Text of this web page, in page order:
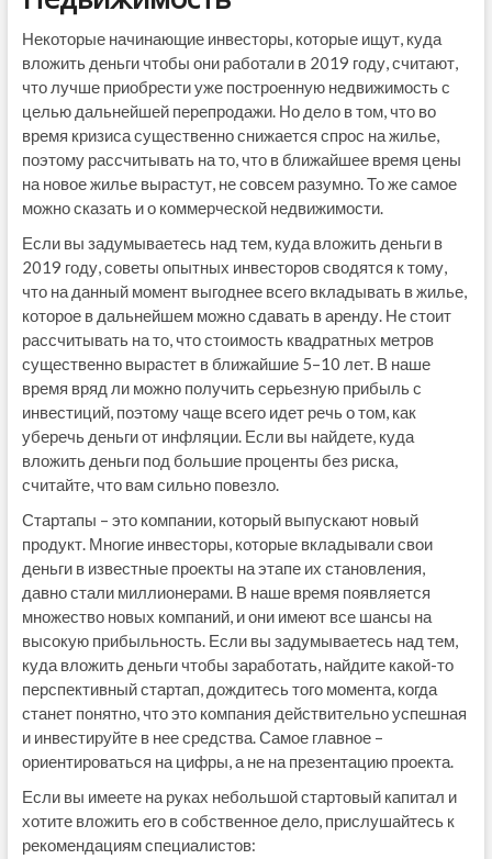
Некоторые начинающие инвесторы, которые ищут, куда
вложить деньги чтобы они работали в 2019 году, считают,
что лучше приобрести уже построенную недвижимость с
целью дальнейшей перепродажи. Но дело в том, что во
время кризиса существенно снижается спрос на жилье,
поэтому рассчитывать на то, что в ближайшее время цены
на новое жилье вырастут, не совсем разумно. То же самое
можно сказать и о коммерческой недвижимости.
Если вы задумываетесь над тем, куда вложить деньги в
2019 году, советы опытных инвесторов сводятся к тому,
что на данный момент выгоднее всего вкладывать в жилье,
которое в дальнейшем можно сдавать в аренду. Не стоит
рассчитывать на то, что стоимость квадратных метров
существенно вырастет в ближайшие 5–10 лет. В наше
время вряд ли можно получить серьезную прибыль с
инвестиций, поэтому чаще всего идет речь о том, как
уберечь деньги от инфляции. Если вы найдете, куда
вложить деньги под большие проценты без риска,
считайте, что вам сильно повезло.
Стартапы – это компании, который выпускают новый
продукт. Многие инвесторы, которые вкладывали свои
деньги в известные проекты на этапе их становления,
давно стали миллионерами. В наше время появляется
множество новых компаний, и они имеют все шансы на
высокую прибыльность. Если вы задумываетесь над тем,
куда вложить деньги чтобы заработать, найдите какой-то
перспективный стартап, дождитесь того момента, когда
станет понятно, что это компания действительно успешная
и инвестируйте в нее средства. Самое главное –
ориентироваться на цифры, а не на презентацию проекта.
Если вы имеете на руках небольшой стартовый капитал и
хотите вложить его в собственное дело, прислушайтесь к
рекомендациям специалистов: